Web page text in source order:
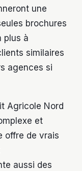
une
brochures
plus à
similaires
agences si
Agricole Nord
et
offre de vrais
aussi des